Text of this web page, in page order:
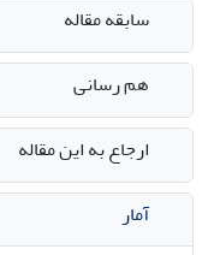
سابقه مقاله
هم رسانی
ارجاع به این مقاله
آمار